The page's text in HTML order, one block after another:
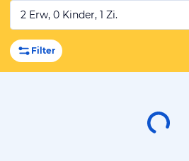
2 Erw, 0 Kinder, 1 Zi.
Filter